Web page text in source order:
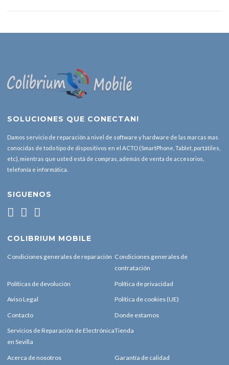
SOLUCIONES QUE CONECTAN!
Damos servicio de reparación a nivel de software y hardware de las marcas mas
conocidas de todo tipo de dispositivos en el ACTO (SmartPhone, Tablet, portátiles,
etc), mientras que usted está de compras, además de venta de accesorios,
telefonía e informática.
SIGUENOS
COLIBRIUM MOBILE
Condiciones generales de reparación Condiciones generales de
contratación
Políticas de devolución Política de privacidad
Aviso Legal Política de cookies (UE)
Contacto Donde estamos
Servicios de Reparación de Electrónica
en Sevilla
Tienda
Acerca de nosotros Garantía de calidad